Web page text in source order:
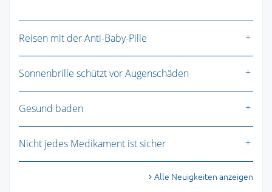
Reisen mit der Anti-Baby-Pille
Sonnenbrille schützt vor Augenschäden
Gesund baden
Nicht jedes Medikament ist sicher
Alle Neuigkeiten anzeigen